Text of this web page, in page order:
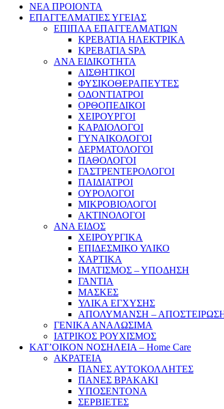
ΝΕΑ ΠΡΟΙΟΝΤΑ
ΕΠΑΓΓΕΛΜΑΤΙΕΣ ΥΓΕΙΑΣ
ΕΠΙΠΛΑ ΕΠΑΓΓΕΛΜΑΤΙΩΝ
ΚΡΕΒΑΤΙΑ ΗΛΕΚΤΡΙΚΑ
ΚΡΕΒΑΤΙΑ SPA
ΑΝΑ ΕΙΔΙΚΟΤΗΤΑ
ΑΙΣΘΗΤΙΚΟΙ
ΦΥΣΙΚΟΘΕΡΑΠΕΥΤΕΣ
ΟΔΟΝΤΙΑΤΡΟΙ
ΟΡΘΟΠΕΔΙΚΟΙ
ΧΕΙΡΟΥΡΓΟΙ
ΚΑΡΔΙΟΛΟΓΟΙ
ΓΥΝΑΙΚΟΛΟΓΟΙ
ΔΕΡΜΑΤΟΛΟΓΟΙ
ΠΑΘΟΛΟΓΟΙ
ΓΑΣΤΡΕΝΤΕΡΟΛΟΓΟΙ
ΠΑΙΔΙΑΤΡΟΙ
ΟΥΡΟΛΟΓΟΙ
ΜΙΚΡΟΒΙΟΛΟΓΟΙ
ΑΚΤΙΝΟΛΟΓΟΙ
ΑΝΑ ΕΙΔΟΣ
ΧΕΙΡΟΥΡΓΙΚΑ
ΕΠΙΔΕΣΜΙΚΟ ΥΛΙΚΟ
ΧΑΡΤΙΚΑ
ΙΜΑΤΙΣΜΟΣ – ΥΠΟΔΗΣΗ
ΓΑΝΤΙΑ
ΜΑΣΚΕΣ
ΥΛΙΚΑ ΕΓΧΥΣΗΣ
ΑΠΟΛΥΜΑΝΣΗ –
ΓΕΝΙΚΑ ΑΝΑΛΩΣΙΜΑ
ΙΑΤΡΙΚΟΣ ΡΟΥΧΙΣΜΟΣ
ΚΑΤ’ΟΙΚΟΝ ΝΟΣΗΛΕΙΑ – Home Care
ΑΚΡΑΤΕΙΑ
ΠΑΝΕΣ ΑΥΤΟΚΟΛΛΗΤΕΣ
ΠΑΝΕΣ ΒΡΑΚΑΚΙ
ΥΠΟΣΕΝΤΟΝΑ
ΣΕΡΒΙΕΤΕΣ